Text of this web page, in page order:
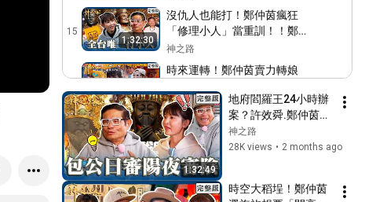
路】20260418 EP23 完整版
｜📍宜蘭｜許效舜 鄭仲茵
15
1:32:30
沒仇人也能打！鄭仲茵瘋狂
「修理小人」當重訓！！鄭
仲茵激推爆汁甕烤雞！許效
舜吃到狂喊：快起駕了！【#
神之路】20260411 EP22 完
整版｜📍嘉義｜許效舜 鄭仲
茵
神之路
1:32:40
時來運轉！鄭仲茵賣力轉娘
效舜驚：趕快解散！【#神之
路】20260404 EP21 完整版
｜📍雲林｜許效舜 鄭仲茵
神之路
17
神明出駕！許效舜敲響大鐘
想拿金鐘！鄭仲茵感動泛
淚：是好兆頭！【#神之路】
20260321 EP20 完整版｜📍
嘉義｜許效舜 鄭仲茵
神之路
18
地表最強海鮮王者！許效舜
痛風忍住不吃整桌海味！肖
1:32:49
地府閻羅王24小時辦
案？許效舜.鄭仲茵闖
四湖海清宮！揭秘震
撼龍頭鍘與跨海神
版｜📍雲林｜許效舜
神之路
28K views • 2 months ago
時空大稻埕！鄭仲茵